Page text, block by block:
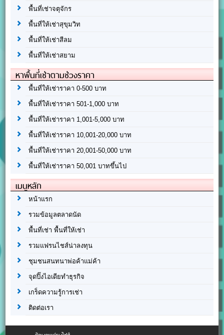
พื้นที่เช่าจตุจักร
พื้นที่ให้เช่าสุขุมวิท
พื้นที่ให้เช่าสีลม
พื้นที่ให้เช่าสยาม
หาพื้นที่เช่าตามช่วงราคา
พื้นที่ให้เช่าราคา 0-500 บาท
พื้นที่ให้เช่าราคา 501-1,000 บาท
พื้นที่ให้เช่าราคา 1,001-5,000 บาท
พื้นที่ให้เช่าราคา 10,001-20,000 บาท
พื้นที่ให้เช่าราคา 20,001-50,000 บาท
พื้นที่ให้เช่าราคา 50,001 บาทขึ้นไป
เมนูหลัก
หน้าแรก
รวมข้อมูลตลาดนัด
พื้นที่เช่า พื้นที่ให้เช่า
รวมแฟรนไชส์น่าลงทุน
ชุมชนสนทนาพ่อค้าแม่ค้า
จุดปิ๊งไอเดียทำธุรกิจ
เกร็ดความรู้การเช่า
ติดต่อเรา